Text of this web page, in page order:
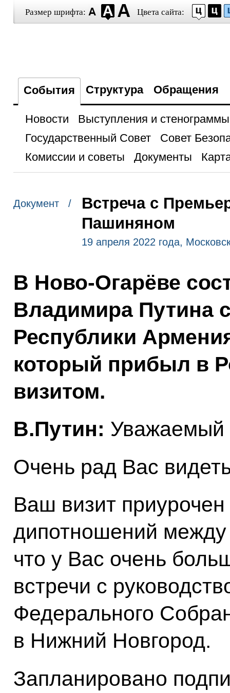
Размер шрифта: Цвета сайта:
События Структура Обращения
Новости
Выступления и стенограммы
Государственный Совет
Совет
Комиссии и советы
Документы
Документ /
Встреча с
Пашиняном
19 апреля 2022 года,
В Ново-Огарёве
Владимира Путина
Республики
который прибыл в
визитом.
В.Путин: Уважаемый
Очень рад Вас
Ваш визит
дипотношений
что у Вас очень
встречи с
Федерального
в Нижний Новгород.
Запланировано